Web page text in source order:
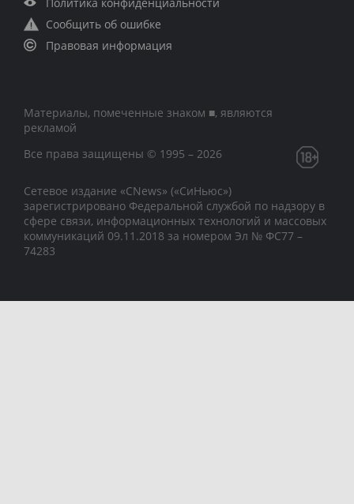
Сообщить об ошибке
Правовая информация
Материалы, помеченные знаком ■, являются
рекламой
Все права защищены © 1995 – 2026
Сетевое издание «CNews» («СиНьюс»)
зарегистрировано Федеральной службой по надзору в
сфере связи, информационных технологий и массовых
коммуникаций 09.11.2018 за номером Эл № ФС77 –
74283